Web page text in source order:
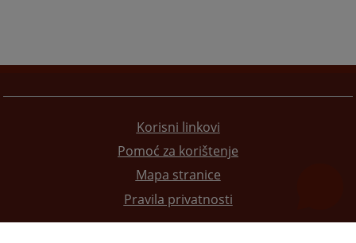
Korisni linkovi
Pomoć za korištenje
Mapa stranice
Pravila privatnosti